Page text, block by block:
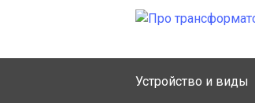
Устройство и виды